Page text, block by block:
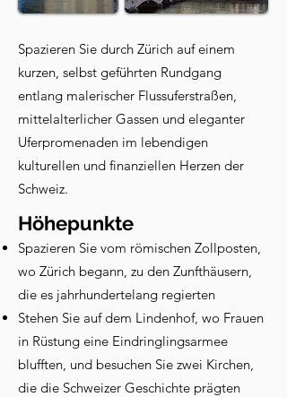
Spazieren Sie durch Zürich auf einem
kurzen, selbst geführten Rundgang
entlang malerischer Flussuferstraßen,
mittelalterlicher Gassen und eleganter
Uferpromenaden im lebendigen
kulturellen und finanziellen Herzen der
Schweiz.
Höhepunkte
Spazieren Sie vom römischen Zollposten,
wo Zürich begann, zu den Zunfthäusern,
die es jahrhundertelang regierten
Stehen Sie auf dem Lindenhof, wo Frauen
in Rüstung eine Eindringlingsarmee
blufften, und besuchen Sie zwei Kirchen,
die die Schweizer Geschichte prägten